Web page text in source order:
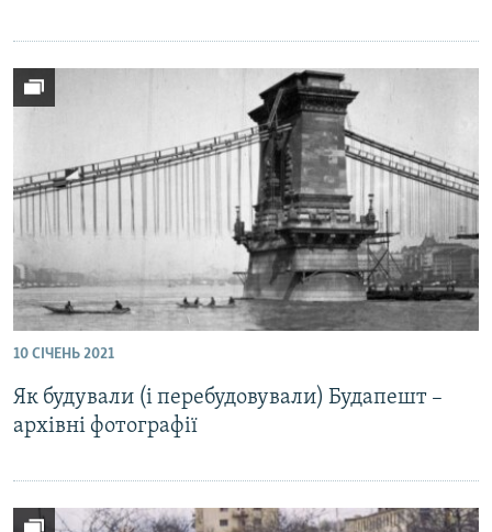
10 СІЧЕНЬ 2021
Як будували (і перебудовували) Будапешт –
архівні фотографії